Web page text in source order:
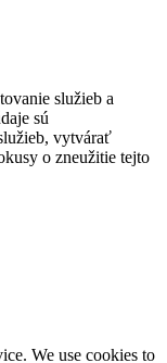
služieb a
sú
vytvárať
o zneužitie tejto
We use cookies to